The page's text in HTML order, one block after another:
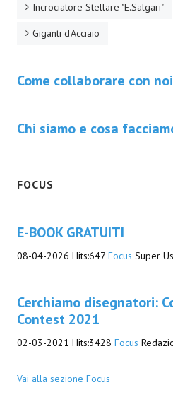
IrregularVerso
Sci-Fi
Giganti d'Acciaio
I.S. "E.Salgari"
Golden City Mystery Men
Joumon
Incrociatore Stellare "E.Salgari"
Giganti d'Acciaio
Come collaborare con noi
Chi siamo e cosa
FOCUS
E-BOOK GRATUITI
08-04-2026 Hits:647 Focus Super
Cerchiamo disegnatori:
Contest 2021
02-03-2021 Hits:3428 Focus
Vai alla sezione Focus